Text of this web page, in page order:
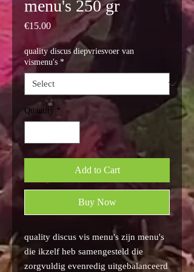
menu's 250 gr
€15.00Price
quality discus diepvriesvoer van
vismenu's *
Quantity *
Add to Cart
Buy Now
quality discus vis menu's zijn menu's
die ikzelf heb samengesteld die
zorgvuldig evenredig uitgebalanceerd